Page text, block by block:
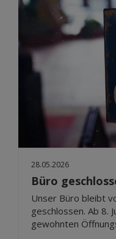
28.05.2026
Büro
Unser Büro bleibt
geschlossen. Ab 8.
gewohnten